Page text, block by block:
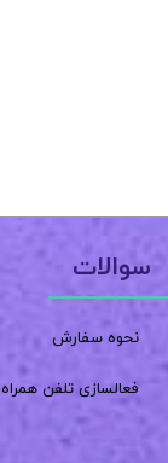
سوالات
نحوه سفارش
فعالسازی تلفن همراه